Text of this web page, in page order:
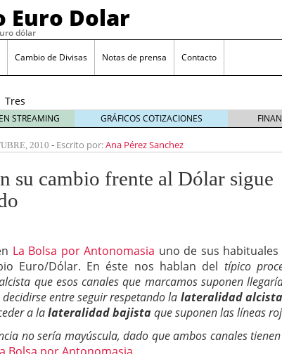
Euro Dolar
dólar
Cambio de Divisas Notas de prensa Contacto
Tres
escenarios
posibles
para el
EUR/USD
las
decisiones
de mercado: el euro se mantiene cerca de 1,174
dólar 21/01/2026
está moviendo hoy el cambio euro-dólar 17/01/2026
del dólar fuerte: próximos reportes de empleo de
en foco principal para el par EUR/USD 09/01/2026
debilidad en 2026 05/01/2026
STREAMING GRÁFICOS COTIZACIONES
2010 - Escrito por:Ana Pérez Sanchez
su cambio frente al Dólar sigue
La Bolsa por Antonomasia uno de sus
Euro/Dólar. En éste nos hablan del típico
que esos canales que marcamos suponen
entre seguir respetando la lateralidad alcista
a lalateralidad bajistaque suponen las líneas
no sería mayúscula, dado que ambos canales tienen